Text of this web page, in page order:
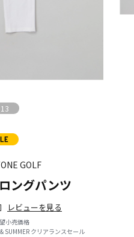
13
GOLF
ングパンツ
レビューを見る
小売価格
SUMMER クリアランスセール